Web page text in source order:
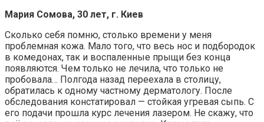
Мария Сомова, 30 лет, г. Киев
Сколько себя помню, столько времени у меня
проблемная кожа. Мало того, что весь нос и подбородок
в комедонах, так и воспаленные прыщи без конца
появляются. Чем только не лечила, что только не
пробовала… Полгода назад переехала в столицу,
обратилась к одному частному дерматологу. После
обследования констатировал — стойкая угревая сыпь. С
его подачи прошла курс лечения лазером. Не скажу, что